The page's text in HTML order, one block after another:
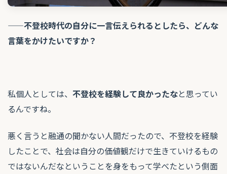
——不登校時代の自分に一言伝えられるとしたら、どんな
言葉をかけたいですか？
私個人としては、 不登校を経験して良かったなと思ってい
るんですね。
悪く言うと融通の聞かない人間だったので、不登校を経験
したことで、社会は自分の価値観だけで生きていけるもの
ではないんだなということを身をもって学べたという側面